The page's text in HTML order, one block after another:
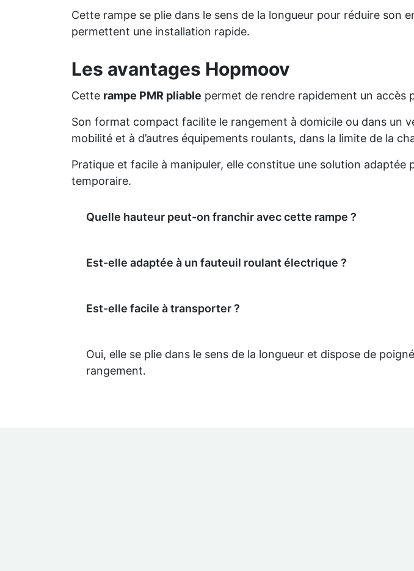
Cette rampe se plie dans le sens de la longueur pour réduire
permettent une installation rapide.
Les avantages Hopmoov
Cette rampe PMR pliable permet de rendre rapidement un accès
Son format compact facilite le rangement à domicile ou dans un
mobilité et à d’autres équipements roulants, dans la limite de la
Pratique et facile à manipuler, elle constitue une solution
temporaire.
Quelle hauteur peut-on franchir avec cette rampe ?
Est-elle adaptée à un fauteuil roulant électrique ?
Est-elle facile à transporter ?
Oui, elle se plie dans le sens de la longueur et dispose de
rangement.